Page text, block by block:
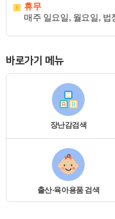
휴무
매주 일요일, 월요일, 법
바로가기 메뉴
장난감검색
출산·육아용품 검색